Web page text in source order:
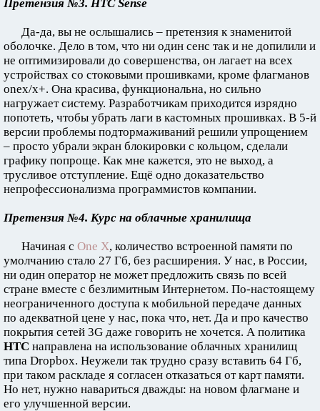
Претензия №3. HTC Sense
Да-да, вы не ослышались – претензия к знаменитой
оболочке. Дело в том, что ни один сенс так и не допилили и
не оптимизировали до совершенства, он лагает на всех
устройствах со стоковыми прошивками, кроме флагманов
onex/x+. Она красива, функциональна, но сильно
нагружает систему. Разработчикам приходится изрядно
попотеть, чтобы убрать лаги в кастомных прошивках. В 5-й
версии проблемы подтормаживаний решили упрощением
– просто убрали экран блокировки с кольцом, сделали
графику попроще. Как мне кажется, это не выход, а
трусливое отступление. Ещё одно доказательство
непрофессионализма программистов компании.
Претензия №4. Курс на облачные хранилища
Начиная с One X, количество встроенной памяти по
умолчанию стало 27 Гб, без расширения. У нас, в России,
ни один оператор не может предложить связь по всей
стране вместе с безлимитным Интернетом. По-настоящему
неограниченного доступа к мобильной передаче данных
по адекватной цене у нас, пока что, нет. Да и про качество
покрытия сетей 3G даже говорить не хочется. А политика
НТС направлена на использование облачных хранилищ
типа Dropbox. Неужели так трудно сразу вставить 64 Гб,
при таком раскладе я согласен отказаться от карт памяти.
Но нет, нужно навариться дважды: на новом флагмане и
его улучшенной версии.